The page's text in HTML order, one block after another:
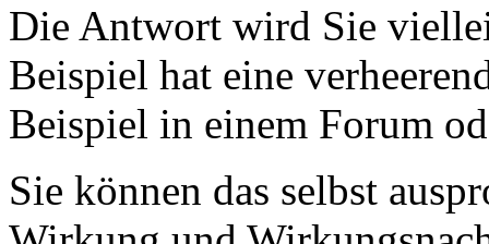
Die Antwort wird Sie
Beispiel hat eine
Beispiel in einem Forum
Sie können das selbst